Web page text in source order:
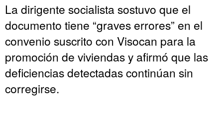
La dirigente socialista sostuvo que el
documento tiene “graves errores” en el
convenio suscrito con Visocan para la
promoción de viviendas y afirmó que las
deficiencias detectadas continúan sin
corregirse.